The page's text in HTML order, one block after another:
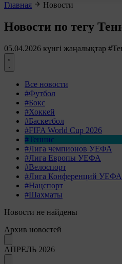
Главная Новости
Новости по тегу
05.04.2026 күнгі жаңалықтар
Все новости
#Футбол
#Бокс
#Хоккей
#Баскетбол
#FIFA World Cup 2026
#Теннис
#Лига чемпионов УЕФА
#Лига Европы УЕФА
#Велоспорт
#Лига Конференций УЕФА
#Нацспорт
#Шахматы
Новости не найдены
Архив новостей
АПРЕЛЬ 2026